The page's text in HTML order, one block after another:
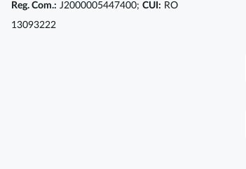
Reg. Com.: J2000005447400; CUI: RO
13093222